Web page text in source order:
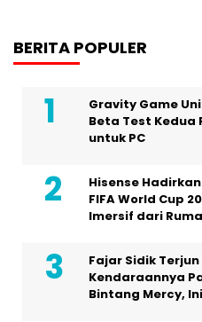
BERITA POPULER
Gravity Game
Beta Test Kedua
untuk PC
Hisense
FIFA World Cup
Imersif dari
Fajar Sidik Terjun
Kendaraannya
Bintang Mercy,